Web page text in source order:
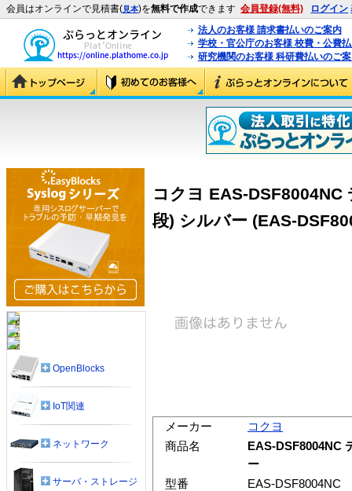
会員はオンラインで見積書(見本)を無料で作成できます 会員登録(無料) ログイン
法人のお客様 請求書払いのご案内
学校・官公庁のお客様 校費・公費
研究機関のお客様 科研費払いのご
コクヨ EAS-
段) シルバー (EAS-
メーカー
コクヨ
商品名
EAS-DSF8004NC
ー
型番
EAS-DSF8004NC
OpenBlocks
IoT関連
ネットワーク
サーバ・ストレージ